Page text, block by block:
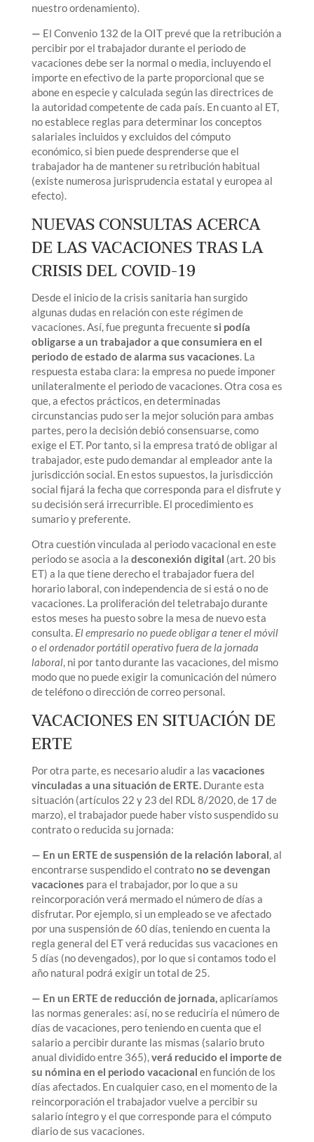
nuestro ordenamiento).
— El Convenio 132 de la OIT prevé que la retribución a
percibir por el trabajador durante el periodo de
vacaciones debe ser la normal o media, incluyendo el
importe en efectivo de la parte proporcional que se
abone en especie y calculada según las directrices de
la autoridad competente de cada país. En cuanto al ET,
no establece reglas para determinar los conceptos
salariales incluidos y excluidos del cómputo
económico, si bien puede desprenderse que el
trabajador ha de mantener su retribución habitual
(existe numerosa jurisprudencia estatal y europea al
efecto).
NUEVAS CONSULTAS ACERCA
DE LAS VACACIONES TRAS LA
CRISIS DEL COVID-19
Desde el inicio de la crisis sanitaria han surgido
algunas dudas en relación con este régimen de
vacaciones. Así, fue pregunta frecuentesi podía
obligarse a un trabajador a que consumiera en el
periodo de estado de alarma sus vacaciones. La
respuesta estaba clara: la empresa no puede imponer
unilateralmente el periodo de vacaciones. Otra cosa es
que, a efectos prácticos, en determinadas
circunstancias pudo ser la mejor solución para ambas
partes, pero la decisión debió consensuarse, como
exige el ET. Por tanto, si la empresa trató de obligar al
trabajador, este pudo demandar al empleador ante la
jurisdicción social. En estos supuestos, la jurisdicción
social fijará la fecha que corresponda para el disfrute y
su decisión será irrecurrible. El procedimiento es
sumario y preferente.
Otra cuestión vinculada al periodo vacacional en este
periodo se asocia a la desconexión digital (art. 20 bis
ET) a la que tiene derecho el trabajador fuera del
horario laboral, con independencia de si está o no de
vacaciones. La proliferación del teletrabajo durante
estos meses ha puesto sobre la mesa de nuevo esta
consulta. El empresario no puede obligar a tener el móvil
o el ordenador portátil operativo fuera de la jornada
laboral, ni por tanto durante las vacaciones, del mismo
modo que no puede exigir la comunicación del número
de teléfono o dirección de correo personal.
VACACIONES EN SITUACIÓN DE
ERTE
Por otra parte, es necesario aludir a las vacaciones
vinculadas a una situación de ERTE.Durante esta
situación (artículos 22 y 23 del RDL 8/2020, de 17 de
marzo), el trabajador puede haber visto suspendido su
contrato o reducida su jornada:
— En un ERTE de suspensión de la relación laboral, al
encontrarse suspendido el contrato no se devengan
vacaciones para el trabajador, por lo que a su
reincorporación verá mermado el número de días a
disfrutar. Por ejemplo, si un empleado se ve afectado
por una suspensión de 60 días, teniendo en cuenta la
regla general del ET verá reducidas sus vacaciones en
5 días (no devengados), por lo que si contamos todo el
año natural podrá exigir un total de 25.
— En un ERTE de reducción de jornada,aplicaríamos
las normas generales: así, no se reduciría el número de
días de vacaciones, pero teniendo en cuenta que el
salario a percibir durante las mismas (salario bruto
anual dividido entre 365),verá reducido el importe de
su nómina en el periodo vacacional en función de los
días afectados. En cualquier caso, en el momento de la
reincorporación el trabajador vuelve a percibir su
salario íntegro y el que corresponde para el cómputo
diario de sus vacaciones.